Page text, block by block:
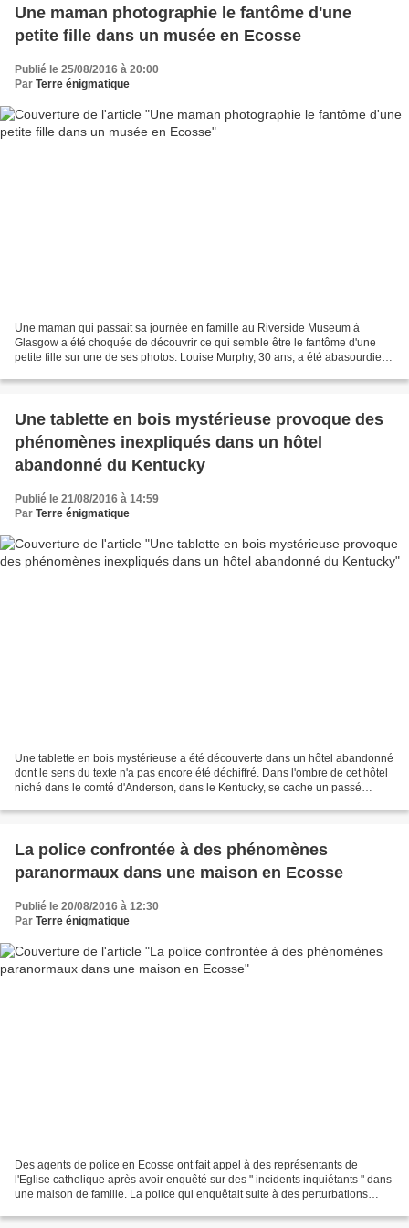
Une maman photographie le fantôme d'une
petite fille dans un musée en Ecosse
Publié le 25/08/2016 à 20:00
Par Terre énigmatique
Une maman qui passait sa journée en famille au Riverside Museum à
Glasgow a été choquée de découvrir ce qui semble être le fantôme d'une
petite fille sur une de ses photos. Louise Murphy, 30 ans, a été abasourdie
Une tablette en bois mystérieuse provoque des
phénomènes inexpliqués dans un hôtel
abandonné du Kentucky
Publié le 21/08/2016 à 14:59
Par Terre énigmatique
Une tablette en bois mystérieuse a été découverte dans un hôtel abandonné
dont le sens du texte n'a pas encore été déchiffré. Dans l'ombre de cet hôtel
niché dans le comté d'Anderson, dans le Kentucky, se cache un passé
La police confrontée à des phénomènes
paranormaux dans une maison en Ecosse
Publié le 20/08/2016 à 12:30
Par Terre énigmatique
Des agents de police en Ecosse ont fait appel à des représentants de
l'Eglise catholique après avoir enquêté sur des " incidents inquiétants " dans
une maison de famille. La police qui enquêtait suite à des perturbations